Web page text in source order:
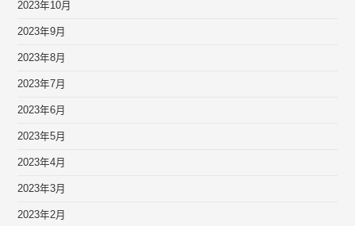
2023年10月
2023年9月
2023年8月
2023年7月
2023年6月
2023年5月
2023年4月
2023年3月
2023年2月